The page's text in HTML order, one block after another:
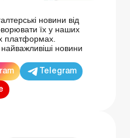
новини від
їх у наших
платформах.
новини
Telegram